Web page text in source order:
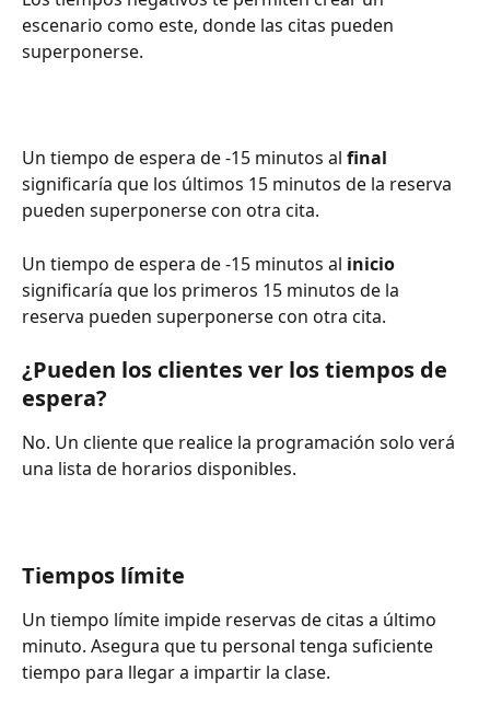
escenario como este, donde las citas pueden
superponerse.
Un tiempo de espera de -15 minutos al final
significaría que los últimos 15 minutos de la reserva
pueden superponerse con otra cita.
Un tiempo de espera de -15 minutos al inicio
significaría que los primeros 15 minutos de la
reserva pueden superponerse con otra cita.
¿Pueden los clientes ver los tiempos de
espera?
No. Un cliente que realice la programación solo verá
una lista de horarios disponibles.
Tiempos límite
Un tiempo límite impide reservas de citas a último
minuto. Asegura que tu personal tenga suficiente
tiempo para llegar a impartir la clase.